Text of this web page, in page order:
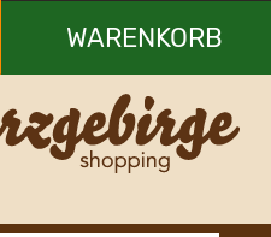
WARENKORB
Ihr Warenkorb ist leer.